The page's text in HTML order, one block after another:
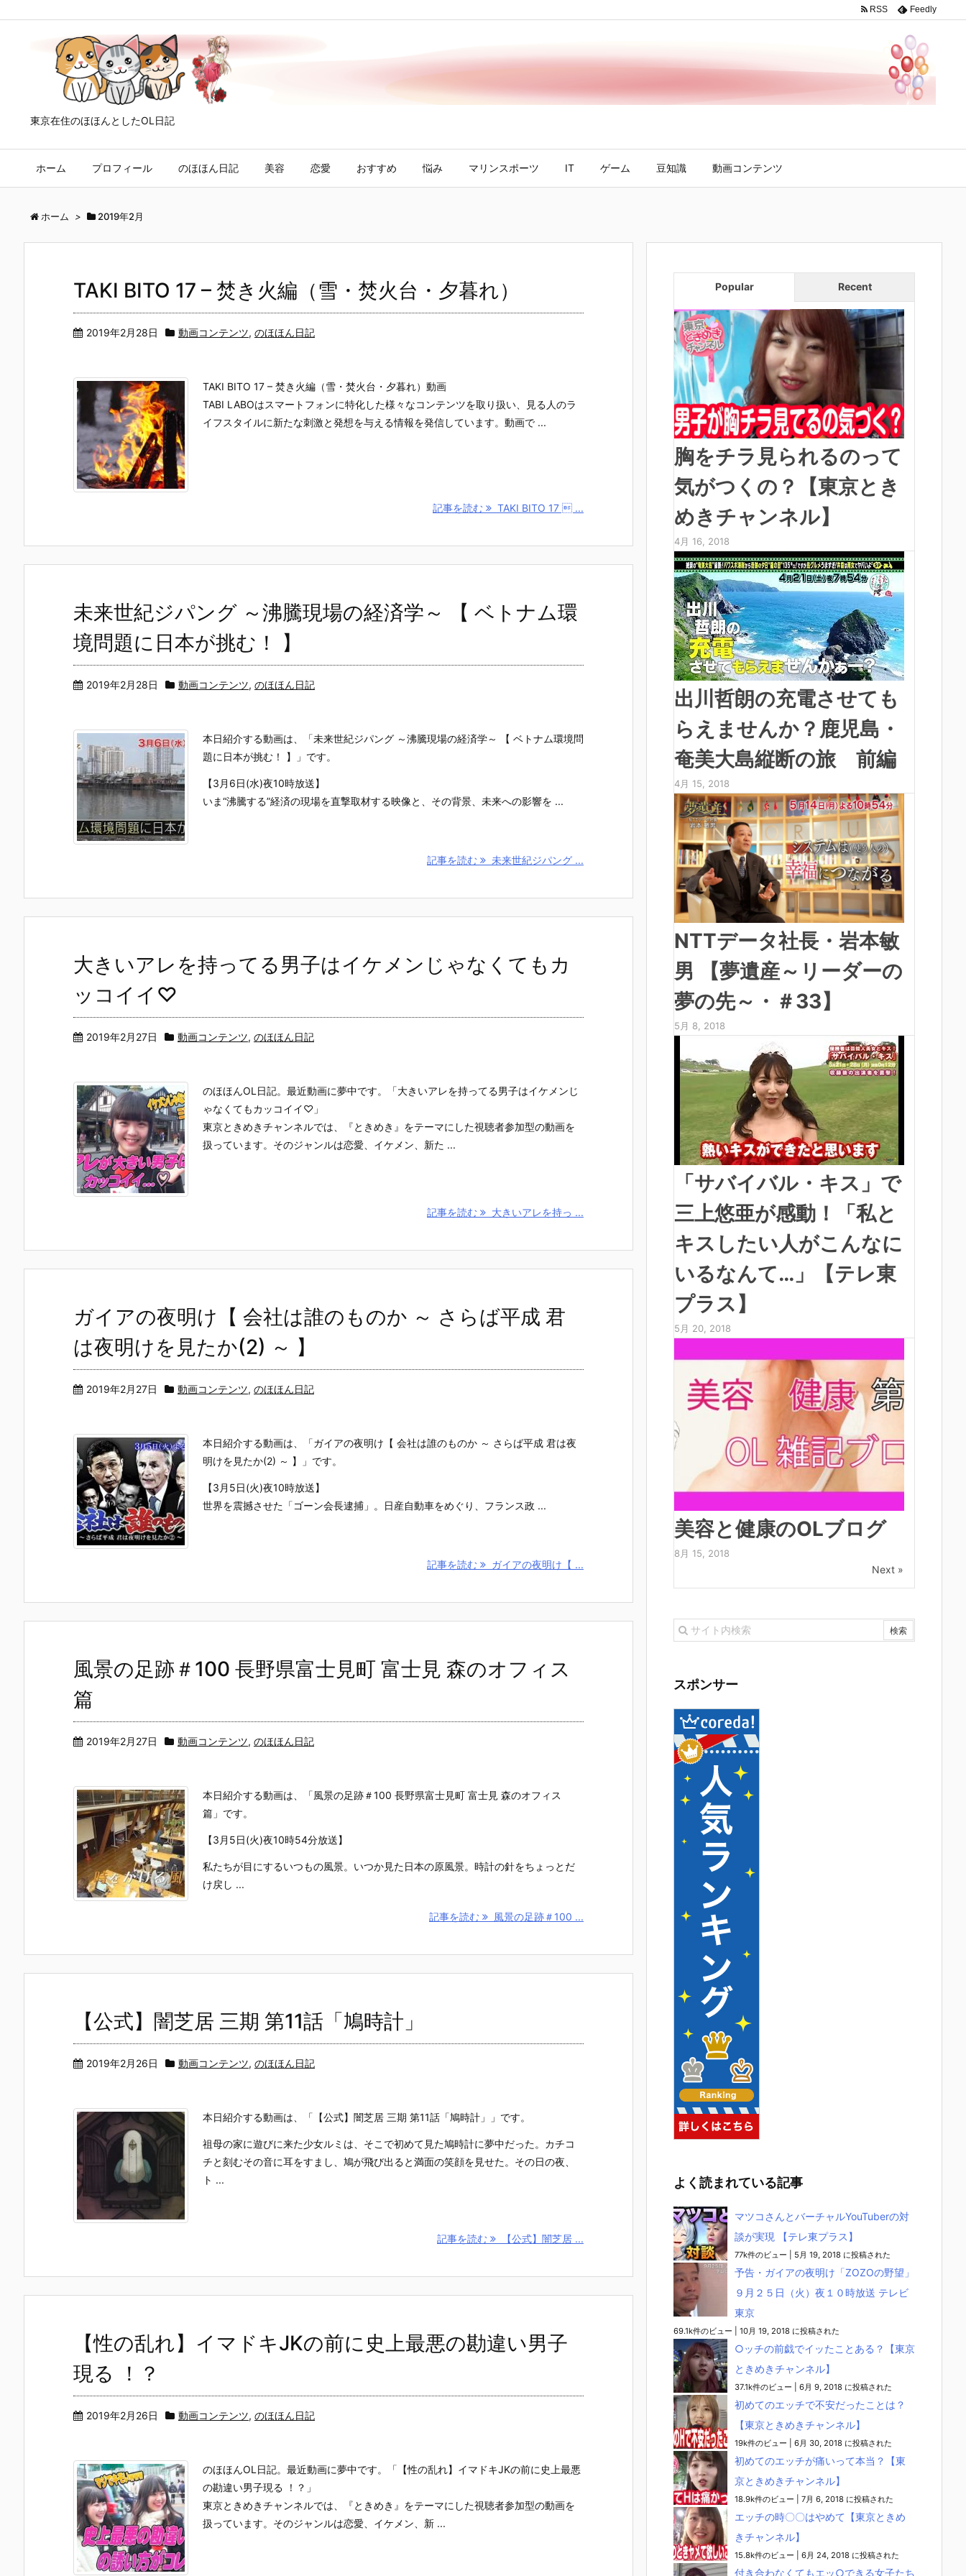
東京在住のほほんとしたOL日記
ホーム プロフィール のほほん日記 美容 恋愛 おすすめ 悩み マリンスポーツ IT ゲーム 豆知識 動画コンテンツ
RSS Feedly
ホーム > 2019年2月
TAKI BITO 17 – 焚き火編（雪・焚火台・夕暮れ）
2019年2月28日 動画コンテンツ, のほほん日記
TAKI BITO 17 – 焚き火編（雪・焚火台・夕暮れ）動画
TABI LABOはスマートフォンに特化した様々なコンテンツを取り扱い、見る人のラ
イフスタイルに新たな刺激と発想を与える情報を発信しています。動画で ...
記事を読む TAKI BITO 17  ...
未来世紀ジパング ～沸騰現場の経済学～ 【 ベトナム環
境問題に日本が挑む！ 】
2019年2月28日 動画コンテンツ, のほほん日記
本日紹介する動画は、「未来世紀ジパング ～沸騰現場の経済学～ 【 ベトナム環境問
題に日本が挑む！ 】」です。
【3月6日(水)夜10時放送】
いま“沸騰する”経済の現場を直撃取材する映像と、その背景、未来への影響を ...
記事を読む 未来世紀ジパング ...
大きいアレを持ってる男子はイケメンじゃなくてもカ
ッコイイ♡
2019年2月27日 動画コンテンツ, のほほん日記
のほほんOL日記。最近動画に夢中です。「大きいアレを持ってる男子はイケメンじ
ゃなくてもカッコイイ♡」
東京ときめきチャンネルでは、『ときめき』をテーマにした視聴者参加型の動画を
扱っています。そのジャンルは恋愛、イケメン、新た ...
記事を読む 大きいアレを持っ ...
ガイアの夜明け【 会社は誰のものか ～ さらば平成 君
は夜明けを見たか(2) ～ 】
2019年2月27日 動画コンテンツ, のほほん日記
本日紹介する動画は、「ガイアの夜明け【 会社は誰のものか ～ さらば平成 君は夜
明けを見たか(2) ～ 】」です。
【3月5日(火)夜10時放送】
世界を震撼させた「ゴーン会長逮捕」。日産自動車をめぐり、フランス政 ...
記事を読む ガイアの夜明け【 ...
風景の足跡＃100 長野県富士見町 富士見 森のオフィス
篇
2019年2月27日 動画コンテンツ, のほほん日記
本日紹介する動画は、「風景の足跡＃100 長野県富士見町 富士見 森のオフィス
篇」です。
【3月5日(火)夜10時54分放送】
私たちが目にするいつもの風景。いつか見た日本の原風景。時計の針をちょっとだ
け戻し ...
記事を読む 風景の足跡＃100 ...
【公式】闇芝居 三期 第11話「鳩時計」
2019年2月26日 動画コンテンツ, のほほん日記
本日紹介する動画は、「【公式】闇芝居 三期 第11話「鳩時計」」です。
祖母の家に遊びに来た少女ルミは、そこで初めて見た鳩時計に夢中だった。カチコ
チと刻むその音に耳をすまし、鳩が飛び出ると満面の笑顔を見せた。その日の夜、
ト ...
記事を読む 【公式】闇芝居 ...
【性の乱れ】イマドキJKの前に史上最悪の勘違い男子
現る ！？
2019年2月26日 動画コンテンツ, のほほん日記
のほほんOL日記。最近動画に夢中です。「【性の乱れ】イマドキJKの前に史上最悪
の勘違い男子現る ！？」
東京ときめきチャンネルでは、『ときめき』をテーマにした視聴者参加型の動画を
扱っています。そのジャンルは恋愛、イケメン、新 ...
Popular Recent
胸をチラ見られるのって
気がつくの？【東京とき
めきチャンネル】
4月 16, 2018
出川哲朗の充電させても
らえませんか？鹿児島・
奄美大島縦断の旅 前編
4月 15, 2018
NTTデータ社長・岩本敏
男 【夢遺産～リーダーの
夢の先～・＃33】
5月 8, 2018
「サバイバル・キス」で
三上悠亜が感動！「私と
キスしたい人がこんなに
いるなんて…」【テレ東
プラス】
5月 20, 2018
美容と健康のOLブログ
8月 15, 2018
Next »
スポンサー
よく読まれている記事
マツコさんとバーチャルYouTuberの対
談が実現 【テレ東プラス】
77k件のビュー 5月 19, 2018 に投稿された
予告・ガイアの夜明け「ZOZOの野望」
９月２５日（火）夜１０時放送 テレビ
東京
69.1k件のビュー 10月 19, 2018 に投稿された
○ッチの前戯でイッたことある？【東京
ときめきチャンネル】
37.1k件のビュー 6月 9, 2018 に投稿された
初めてのエッチで不安だったことは？
【東京ときめきチャンネル】
19k件のビュー 6月 30, 2018 に投稿された
初めてのエッチが痛いって本当？【東
京ときめきチャンネル】
18.9k件のビュー 7月 6, 2018 に投稿された
エッチの時〇〇はやめて【東京ときめ
きチャンネル】
15.8k件のビュー 6月 24, 2018 に投稿された
付き合わなくてもエッ○できる女子たち